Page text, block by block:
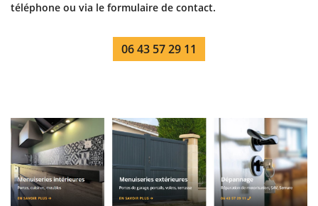
téléphone ou via le formulaire de contact.
06 43 57 29 11